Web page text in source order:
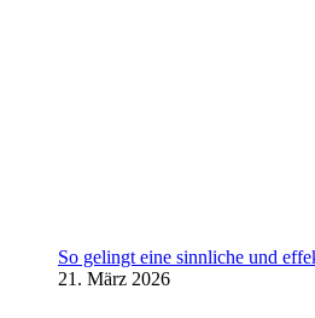
So gelingt eine sinnliche und
21. März 2026